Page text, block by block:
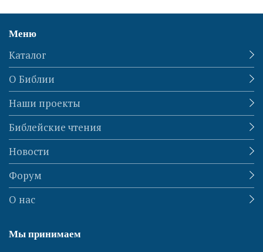
Меню
Каталог
О Библии
Наши проекты
Библейские чтения
Новости
Форум
О нас
Мы принимаем